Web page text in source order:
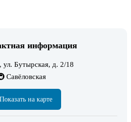
информация
ул. Бутырская, д. 2/18
Савёловская
на карте